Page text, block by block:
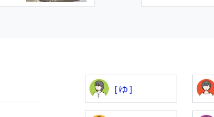
［ゆ］